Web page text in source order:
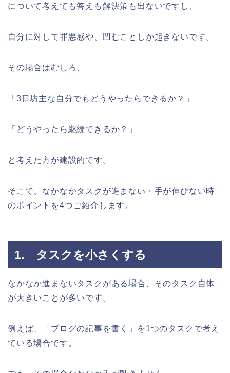
について考えても答えも解決策も出ないですし、
自分に対して罪悪感や、凹むことしか起きないです。
その場合はむしろ、
「3日坊主な自分でもどうやったらできるか？」
「どうやったら継続できるか？」
と考えた方が建設的です。
そこで、なかなかタスクが進まない・手が伸びない時
のポイントを4つご紹介します。
1. タスクを小さくする
なかなか進まないタスクがある場合、そのタスク自体
が大きいことが多いです。
例えば、「ブログの記事を書く」を1つのタスクで考え
ている場合です。